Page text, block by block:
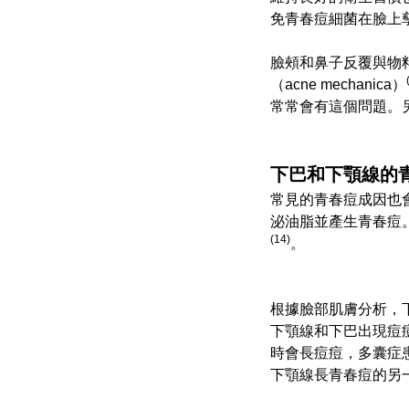
免青春痘細菌在臉上
臉頰和鼻子反覆與物
（acne mechanica）
常常會有這個問題。
下巴和下顎線的
常見的青春痘成因也
泌油脂並產生青春痘
(14)。
根據臉部肌膚分析，
下顎線和下巴出現痘
時會長痘痘，多囊症
下顎線長青春痘的另